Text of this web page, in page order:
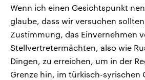
Wenn ich einen Gesichtspunkt
glaube, dass wir versuchen
Zustimmung, das Einvernehmen
Stellvertretermächten, also wie
Dingen, zu erreichen, um in der
Grenze hin, im türkisch-syrischen